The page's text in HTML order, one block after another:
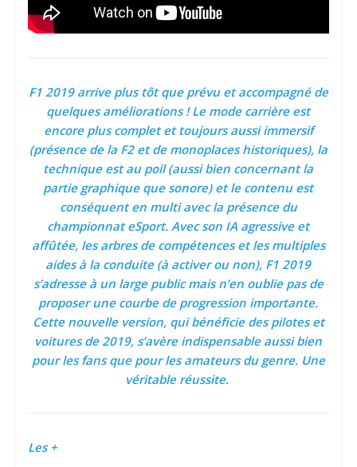
F1 2019 arrive plus tôt que prévu et accompagné de
quelques améliorations ! Le mode carrière est
encore plus complet et toujours aussi immersif
(présence de la F2 et de monoplaces historiques), la
technique est au poil (aussi bien concernant la
partie graphique que sonore) et le contenu est
conséquent en multi avec la présence du
championnat eSport. Avec son IA agressive et
affûtée, les arbres de compétences et les multiples
aides à la conduite (à activer ou non), F1 2019
s’adresse à un large public mais n’en oublie pas de
proposer une courbe de progression importante.
Cette nouvelle version, qui bénéficie des pilotes et
voitures de 2019, s’avère indispensable aussi bien
pour les fans que pour les amateurs du genre. Une
véritable réussite.
Les +